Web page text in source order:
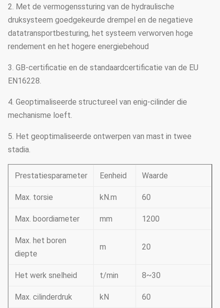
2. Met de vermogenssturing van de hydraulische
druksysteem goedgekeurde drempel en de negatieve
datatransportbesturing, het systeem verworven hoge
rendement en het hogere energiebehoud
3. GB-certificatie en de standaardcertificatie van de EU
EN16228.
4. Geoptimaliseerde structureel van enig-cilinder die
mechanisme loeft.
5. Het geoptimaliseerde ontwerpen van mast in twee
stadia.
Prestatiesparameter Eenheid Waarde
Max. torsie kN.m 60
Max. boordiameter mm 1200
Max. het boren
diepte
m 20
Het werk snelheid t/min 8~30
Max. cilinderdruk kN 60